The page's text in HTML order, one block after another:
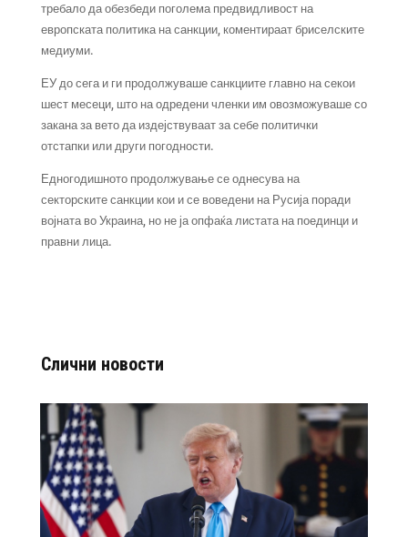
требало да обезбеди поголема предвидливост на
европската политика на санкции, коментираат бриселските
медиуми.
ЕУ до сега и ги продолжуваше санкциите главно на секои
шест месеци, што на одредени членки им овозможуваше со
закана за вето да издејствуваат за себе политички
отстапки или други погодности.
Едногодишното продолжување се однесува на
секторските санкции кои и се воведени на Русија поради
војната во Украина, но не ја опфаќа листата на поединци и
правни лица.
Слични новости